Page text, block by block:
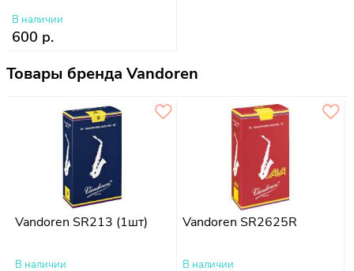
В наличии
600 р.
Товары бренда Vandoren
Vandoren SR213 (1шт)
В наличии
Vandoren SR2625R
В наличии